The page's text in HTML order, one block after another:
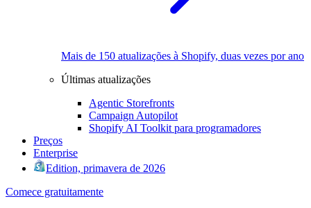
Mais de 150 atualizações à Shopify, duas vezes por ano
Últimas atualizações
Agentic Storefronts
Campaign Autopilot
Shopify AI Toolkit para programadores
Preços
Enterprise
Edition, primavera de 2026
Comece gratuitamente